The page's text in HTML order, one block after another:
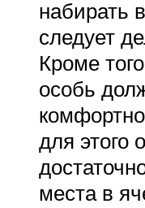
набирать
следует
Кроме
особь
для этого
места в